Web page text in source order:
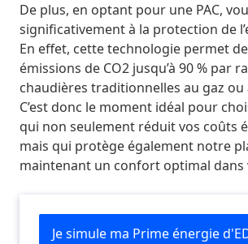
De plus, en optant pour une PAC,
significativement à la protection de
En effet, cette technologie permet
émissions de CO2 jusqu’à 90 % par
chaudières traditionnelles au gaz ou
C’est donc le moment idéal pour
qui non seulement réduit vos coûts
mais qui protège également notre
maintenant un confort optimal dans
Je simule ma Prime énergie